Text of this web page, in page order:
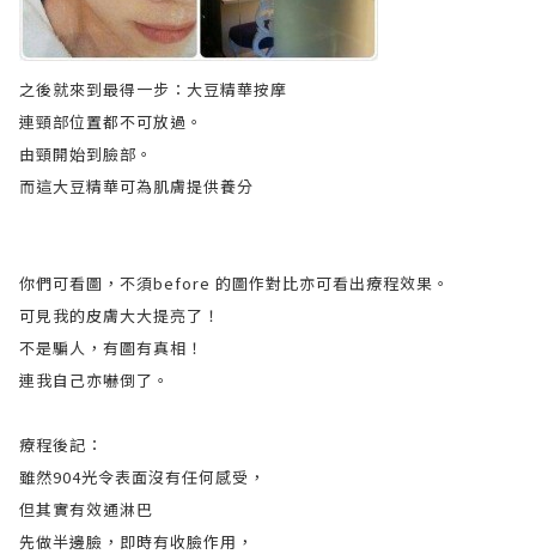
之後就來到最得一步：大豆精華按摩
連頸部位置都不可放過。
由頸開始到臉部。
而這大豆精華可為肌膚提供養分
你們可看圖，不須before 的圖作對比亦可看出療程效果。
可見我的皮膚大大提亮了！
不是騙人，有圖有真相！
連我自己亦嚇倒了。
療程後記：
雖然904光令表面沒有任何感受，
但其實有效通淋巴
先做半邊臉，即時有收臉作用，